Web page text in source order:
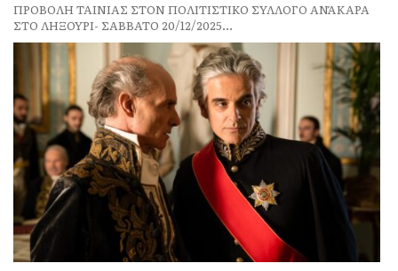
ΠΡΟΒΟΛΗ ΤΑΙΝΙΑΣ ΣΤΟΝ ΠΟΛΙΤΙΣΤΙΚΟ ΣΥΛΛΟΓΟ ΑΝΆΚΑΡΑ
ΣΤΟ ΛΗΞΟΥΡΙ- ΣΑΒΒΑΤΟ 20/12/2025...